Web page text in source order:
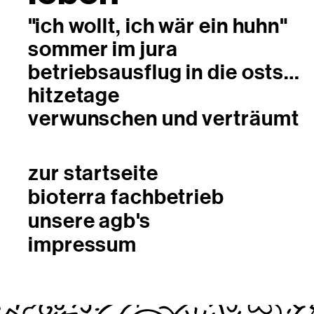
"ich wollt, ich wär ein huhn"
sommer im jura
betriebsausflug in die ostschweiz
hitzetage
verwunschen und verträumt
zur startseite
bioterra fachbetrieb
unsere agb's
impressum